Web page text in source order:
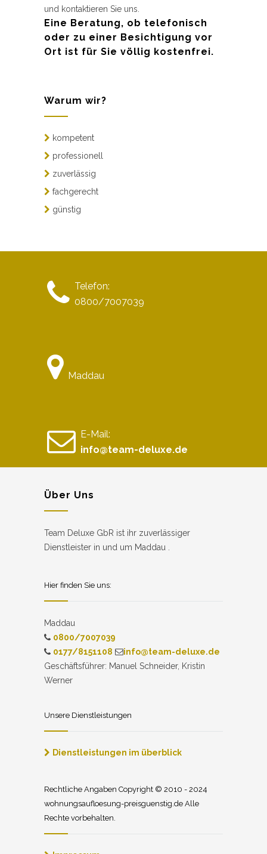
und kontaktieren Sie uns.
Eine Beratung, ob telefonisch
oder zu einer Besichtigung vor
Ort ist für Sie völlig kostenfrei.
Warum wir?
kompetent
professionell
zuverlässig
fachgerecht
günstig
Telefon:
0800/7007039
Maddau
E-Mail:
info@team-deluxe.de
Über Uns
Team Deluxe GbR ist ihr zuverlässiger
Dienstleister in und um Maddau .
Hier finden Sie uns:
Maddau
0800/7007039
0177/8151108
info@team-deluxe.de
Geschäftsführer: Manuel Schneider, Kristin
Werner
Unsere Dienstleistungen
Dienstleistungen im überblick
Rechtliche Angaben Copyright © 2010 - 2024
wohnungsaufloesung-preisguenstig.de Alle
Rechte vorbehalten.